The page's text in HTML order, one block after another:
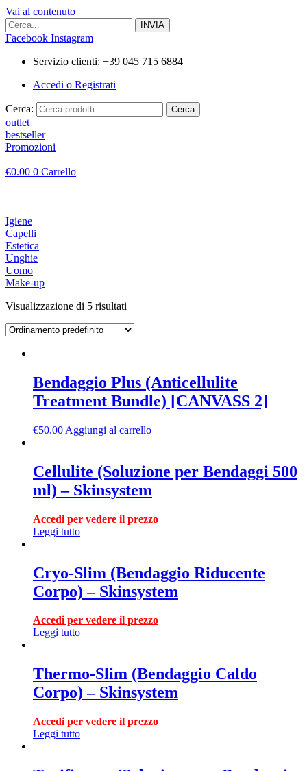
Vai al contenuto
Facebook Instagram
Servizio clienti: +39 045 715 6884
Accedi o Registrati
Cerca: Cerca
outlet
bestseller
Promozioni
€0.00 0 Carrello
Igiene
Capelli
Estetica
Unghie
Uomo
Make-up
Visualizzazione di 5 risultati
Bendaggio Plus (Anticellulite
Treatment Bundle) [CANVASS 2]
€50.00 Aggiungi al carrello
Cellulite (Soluzione per Bendaggi 500
ml) – Skinsystem
Accedi per vedere il prezzo
Leggi tutto
Cryo-Slim (Bendaggio Riducente
Corpo) – Skinsystem
Accedi per vedere il prezzo
Leggi tutto
Thermo-Slim (Bendaggio Caldo
Corpo) – Skinsystem
Accedi per vedere il prezzo
Leggi tutto